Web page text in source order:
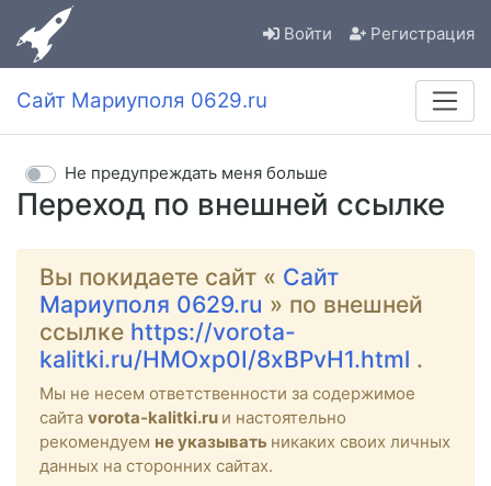
Войти Регистрация
Сайт Мариуполя 0629.ru
Переход по внешней ссылке
Не предупреждать меня больше
Вы покидаете сайт « Сайт
Мариуполя 0629.ru » по внешней
ссылке https://vorota-
kalitki.ru/HMOxp0I/8xBPvH1.html .
Мы не несем ответственности за содержимое
сайта vorota-kalitki.ru и настоятельно
рекомендуем не указывать никаких своих личных
данных на сторонних сайтах.